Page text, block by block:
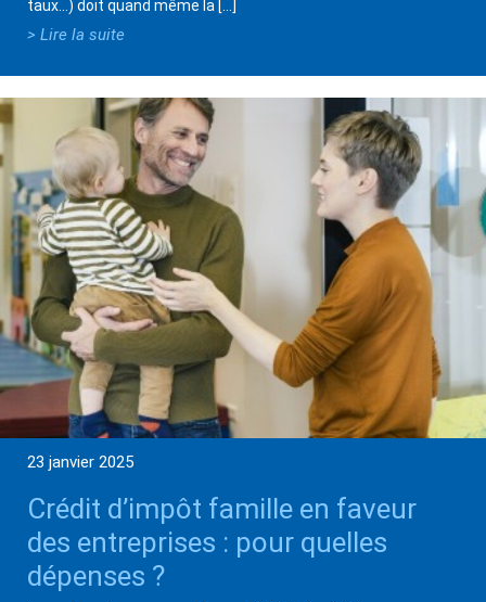
taux…) doit quand même la […]
> Lire la suite
23 janvier 2025
Crédit d’impôt famille en faveur
des entreprises : pour quelles
dépenses ?